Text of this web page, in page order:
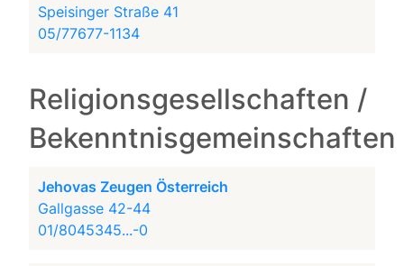
Speisinger Straße 41
05/77677-1134
Religionsgesellschaften /
Bekenntnisgemeinschaften
Jehovas Zeugen Österreich
Gallgasse 42-44
01/8045345...-0